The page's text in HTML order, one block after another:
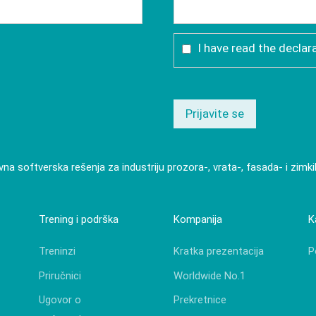
I have read the
Prijavite se
softverska rešenja za industriju prozora-, vrata-, fasada- i
Trening i podrška
Treninzi
Priručnici
Ugovor o
Kompanija
Kratka prezentacija
Worldwide No.1
Prekretnice